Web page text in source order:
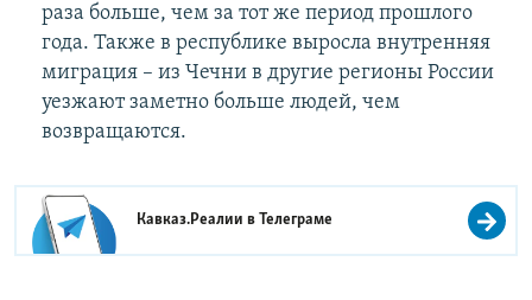
раза больше, чем за тот же период прошлого
года. Также в республике выросла внутренняя
миграция – из Чечни в другие регионы России
уезжают заметно больше людей, чем
возвращаются.
Кавказ.Реалии вТелеграме